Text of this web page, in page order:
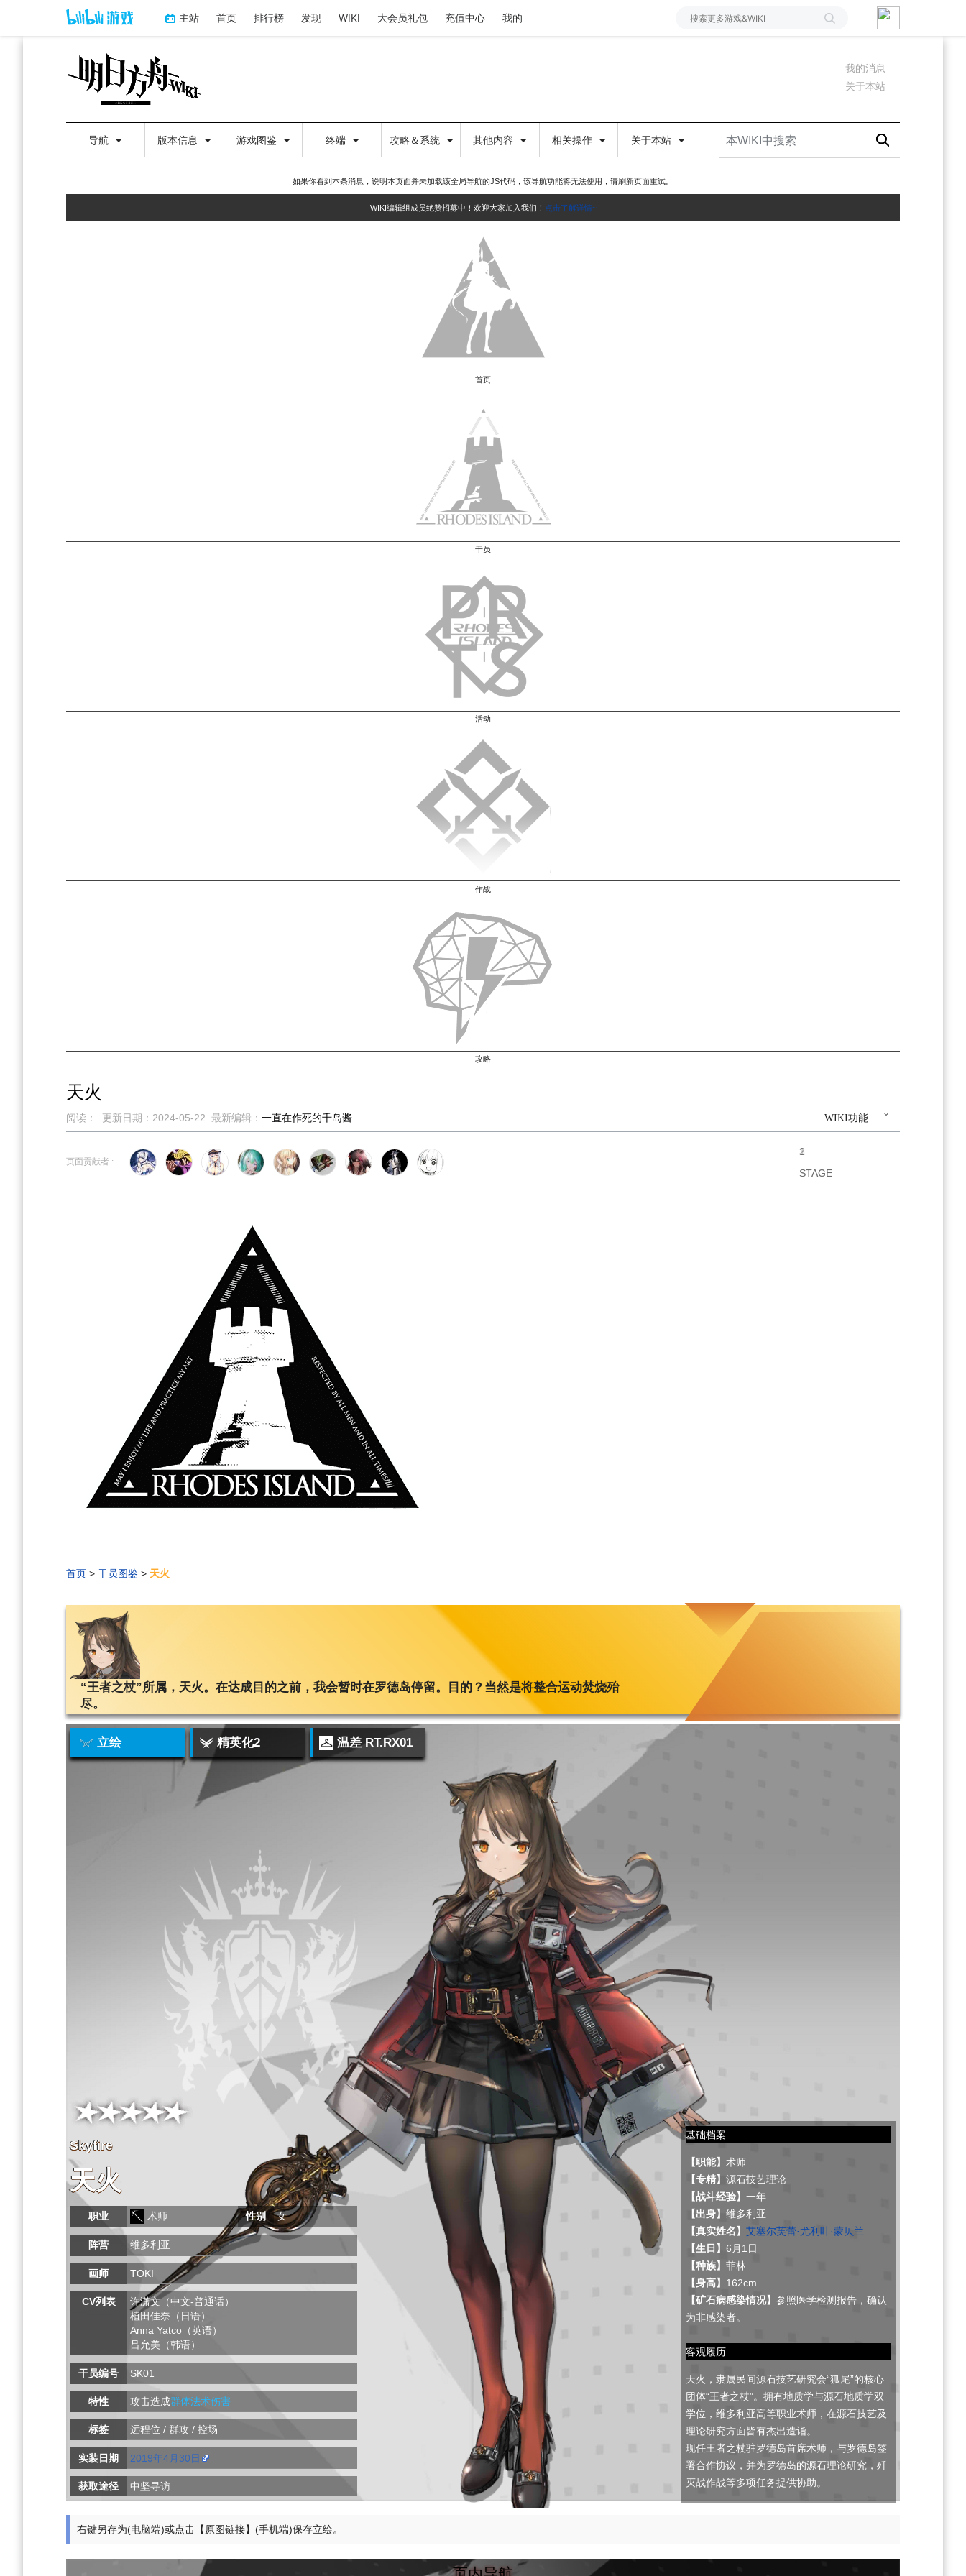
主站 首页 排行榜 发现 WIKI 大会员礼包 充值中心 我的
我的消息
关于本站
导航 版本信息 游戏图鉴 终端 攻略＆系统 其他内容 相关操作 关于本站
如果你看到本条消息，说明本页面并未加载该全局导航的JS代码，该导航功能将无法使用，请刷新页面重试。
WIKI编辑组成员绝赞招募中！欢迎大家加入我们！ 点击了解详情~
首页
干员
活动
作战
攻略
天火
WIKI功能
阅读： 更新日期： 2024-05-22 最新编辑： 一直在作死的千岛酱
到
到
页面贡献者 :
首页 > 干员图鉴 > 天火
“王者之杖”所属，天火。在达成目的之前，我会暂时在罗德岛停留。目的？当然是将整合运动焚烧殆
尽。
立绘 精英化2 温差 RT.RX01
Skyfire
天火
职业 术师 性别 女
阵营 维多利亚
画师 TOKI
CV列表
许潇文（中文-普通话）
植田佳奈（日语）
Anna Yatco（英语）
吕允美（韩语）
干员编号 SK01
特性 攻击造成群体法术伤害
标签 远程位 / 群攻 / 控场
实装日期 2019年4月30日
获取途径 中坚寻访
基础档案
【职能】 术师
【专精】 源石技艺理论
【战斗经验】 一年
【出身】 维多利亚
【真实姓名】 艾塞尔芙蕾·尤利叶·蒙贝兰
【生日】 6月1日
【种族】 菲林
【身高】 162cm
【矿石病感染情况】 参照医学检测报告，确认
为非感染者。
客观履历
天火，隶属民间源石技艺研究会“狐尾”的核心
团体“王者之杖”。拥有地质学与源石地质学双
学位，维多利亚高等职业术师，在源石技艺及
理论研究方面皆有杰出造诣。
现任王者之杖驻罗德岛首席术师，与罗德岛签
署合作协议，并为罗德岛的源石理论研究，歼
灭战作战等多项任务提供协助。
右键另存为(电脑端)或点击【原图链接】(手机端)保存立绘。
1
STAGE
2
STAGE
3
STAGE